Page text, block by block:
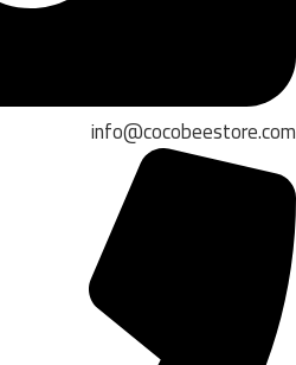
info@cocobeestore.com​